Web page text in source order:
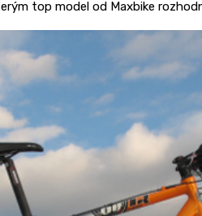
top model od Maxbike